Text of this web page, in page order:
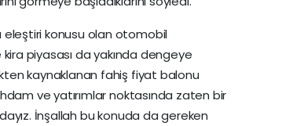
eleştiri konusu olan otomobil
piyasası da yakında dengeye
kaynaklanan fahiş fiyat balonu
ve yatırımlar noktasında zaten bir
İnşallah bu konuda da gereken